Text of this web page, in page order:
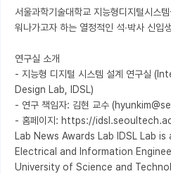
재팬라운지 🌸
서울과학기술대학교 지능형디지털시스
워나가고자 하는 열정적인 석∙박사 신입
연구실 소개
- 지능형 디지털 시스템 설계 연구실
Design Lab, IDSL)
- 연구 책임자: 김현 교수
- 홈페이지: https://
Lab News Awards Lab IDSL Lab
Electrical and Information
University of Science and